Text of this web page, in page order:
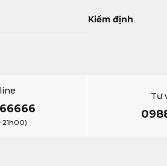
Kiểm định
Tư